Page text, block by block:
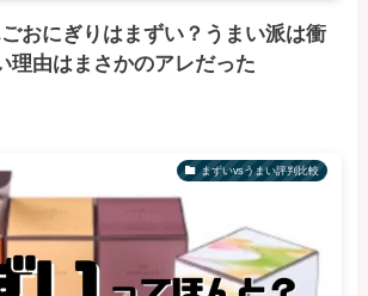
ごおにぎりはまずい？うまい派は衝
理由はまさかのアレだった
まずいvsうまい評判比較